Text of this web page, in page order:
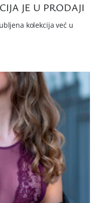
JE U PRODAJI
kolekcija već u